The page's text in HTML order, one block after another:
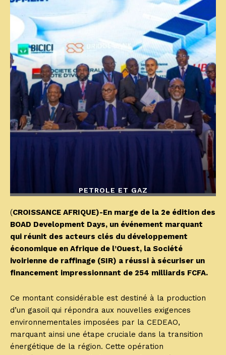
PETROLE ET GAZ
(CROISSANCE AFRIQUE)-En marge de la 2e édition des
BOAD Development Days, un événement marquant
qui réunit des acteurs clés du développement
économique en Afrique de l’Ouest, la Société
ivoirienne de raffinage (SIR) a réussi à sécuriser un
financement impressionnant de 254 milliards FCFA.
Ce montant considérable est destiné à la production
d’un gasoil qui répondra aux nouvelles exigences
environnementales imposées par la CEDEAO,
marquant ainsi une étape cruciale dans la transition
énergétique de la région. Cette opération